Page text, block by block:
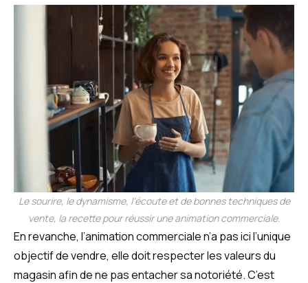
Le sourire, le dynamisme, l’écoute et de bonnes techniques de
vente, la recette pour réussir une animation commerciale.
En revanche, l’animation commerciale n’a pas ici l’unique
objectif de vendre, elle doit respecter les valeurs du
magasin afin de ne pas entacher sa notoriété. C’est